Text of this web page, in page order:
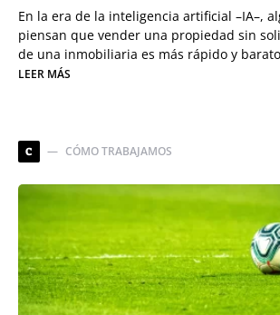
En la era de la inteligencia artificial –IA–,
piensan que vender una propiedad sin
de una inmobiliaria es más rápido y
LEER MÁS
C CÓMO TRABAJAMOS